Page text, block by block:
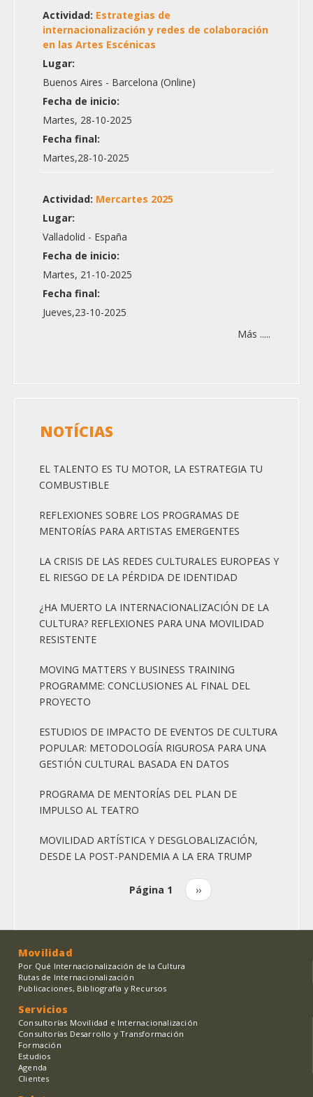
Actividad: Estrategias de
internacionalización y redes de colaboración
en las Artes Escénicas
Lugar:
Buenos Aires - Barcelona (Online)
Fecha de inicio:
Martes, 28-10-2025
Fecha final:
Martes,28-10-2025
Actividad: Mercartes 2025
Lugar:
Valladolid - España
Fecha de inicio:
Martes, 21-10-2025
Fecha final:
Jueves,23-10-2025
Más .....
NOTÍCIAS
EL TALENTO ES TU MOTOR, LA ESTRATEGIA TU
COMBUSTIBLE
REFLEXIONES SOBRE LOS PROGRAMAS DE
MENTORÍAS PARA ARTISTAS EMERGENTES
LA CRISIS DE LAS REDES CULTURALES EUROPEAS Y
EL RIESGO DE LA PÉRDIDA DE IDENTIDAD
¿HA MUERTO LA INTERNACIONALIZACIÓN DE LA
CULTURA? REFLEXIONES PARA UNA MOVILIDAD
RESISTENTE
MOVING MATTERS Y BUSINESS TRAINING
PROGRAMME: CONCLUSIONES AL FINAL DEL
PROYECTO
ESTUDIOS DE IMPACTO DE EVENTOS DE CULTURA
POPULAR: METODOLOGÍA RIGUROSA PARA UNA
GESTIÓN CULTURAL BASADA EN DATOS
PROGRAMA DE MENTORÍAS DEL PLAN DE
IMPULSO AL TEATRO
MOVILIDAD ARTÍSTICA Y DESGLOBALIZACIÓN,
DESDE LA POST-PANDEMIA A LA ERA TRUMP
Página 1
Siguiente
página
››
Movilidad
Por Qué Internacionalización de la Cultura
Rutas de Internacionalización
Publicaciones, Bibliografía y Recursos
Servicios
Consultorías Movilidad e Internacionalización
Consultorías Desarrollo y Transformación
Formación
Estudios
Agenda
Clientes